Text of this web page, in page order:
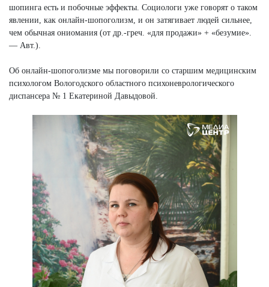
шопинга есть и побочные эффекты. Социологи уже говорят о таком
явлении, как онлайн-шопоголизм, и он затягивает людей сильнее,
чем обычная ониомания (от др.-греч. «для продажи» + «безумие».
— Авт.).
Об онлайн-шопоголизме мы поговорили со старшим медицинским
психологом Вологодского областного психоневрологического
диспансера № 1 Екатериной Давыдовой.